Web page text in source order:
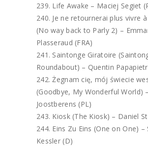
Life Awake – Maciej Segiet
Je ne retournerai plus vivre
(No way back to Parly 2) –
Plasseraud (FRA)
Saintonge Giratoire
Roundabout) – Quentin
Żegnam cię, mój świecie
(Goodbye, My Wonderful World)
Joostberens (PL)
Kiosk (The Kiosk) – Daniel
Eins Zu Eins (One on One) –
Kessler (D)